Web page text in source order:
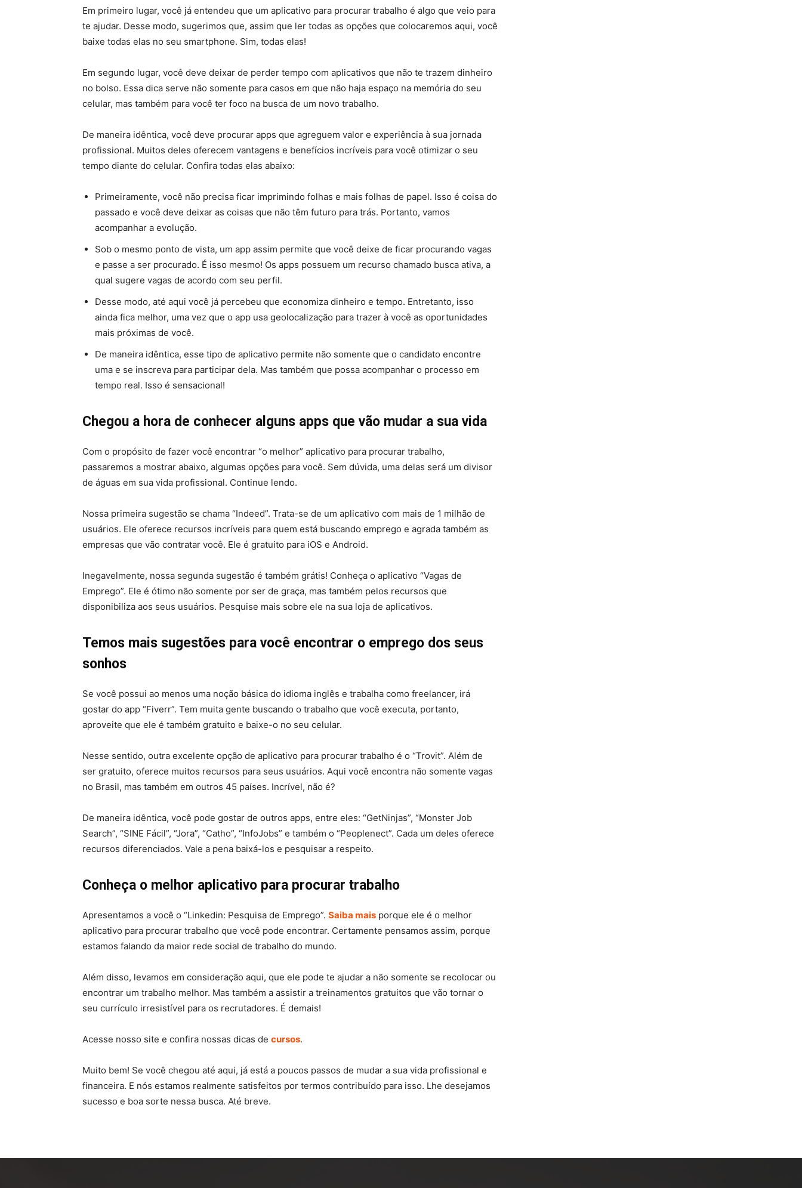
Em primeiro lugar, você já entendeu que um aplicativo para procurar trabalho é algo que veio para
te ajudar. Desse modo, sugerimos que, assim que ler todas as opções que colocaremos aqui, você
baixe todas elas no seu smartphone. Sim, todas elas!
Em segundo lugar, você deve deixar de perder tempo com aplicativos que não te trazem dinheiro
no bolso. Essa dica serve não somente para casos em que não haja espaço na memória do seu
celular, mas também para você ter foco na busca de um novo trabalho.
De maneira idêntica, você deve procurar apps que agreguem valor e experiência à sua jornada
profissional. Muitos deles oferecem vantagens e benefícios incríveis para você otimizar o seu
tempo diante do celular. Confira todas elas abaixo:
Primeiramente, você não precisa ficar imprimindo folhas e mais folhas de papel. Isso é coisa do
passado e você deve deixar as coisas que não têm futuro para trás. Portanto, vamos
acompanhar a evolução.
Sob o mesmo ponto de vista, um app assim permite que você deixe de ficar procurando vagas
e passe a ser procurado. É isso mesmo! Os apps possuem um recurso chamado busca ativa, a
qual sugere vagas de acordo com seu perfil.
Desse modo, até aqui você já percebeu que economiza dinheiro e tempo. Entretanto, isso
ainda fica melhor, uma vez que o app usa geolocalização para trazer à você as oportunidades
mais próximas de você.
De maneira idêntica, esse tipo de aplicativo permite não somente que o candidato encontre
uma e se inscreva para participar dela. Mas também que possa acompanhar o processo em
tempo real. Isso é sensacional!
Chegou a hora de conhecer alguns apps que vão mudar a sua vida
Com o propósito de fazer você encontrar “o melhor” aplicativo para procurar trabalho,
passaremos a mostrar abaixo, algumas opções para você. Sem dúvida, uma delas será um divisor
de águas em sua vida profissional. Continue lendo.
Nossa primeira sugestão se chama “Indeed”. Trata-se de um aplicativo com mais de 1 milhão de
usuários. Ele oferece recursos incríveis para quem está buscando emprego e agrada também as
empresas que vão contratar você. Ele é gratuito para iOS e Android.
Inegavelmente, nossa segunda sugestão é também grátis! Conheça o aplicativo “Vagas de
Emprego”. Ele é ótimo não somente por ser de graça, mas também pelos recursos que
disponibiliza aos seus usuários. Pesquise mais sobre ele na sua loja de aplicativos.
Temos mais sugestões para você encontrar o emprego dos seus
sonhos
Se você possui ao menos uma noção básica do idioma inglês e trabalha como freelancer, irá
gostar do app “Fiverr”. Tem muita gente buscando o trabalho que você executa, portanto,
aproveite que ele é também gratuito e baixe-o no seu celular.
Nesse sentido, outra excelente opção de aplicativo para procurar trabalho é o “Trovit”. Além de
ser gratuito, oferece muitos recursos para seus usuários. Aqui você encontra não somente vagas
no Brasil, mas também em outros 45 países. Incrível, não é?
De maneira idêntica, você pode gostar de outros apps, entre eles: “GetNinjas”, “Monster Job
Search”, “SINE Fácil”, “Jora”, “Catho”, “InfoJobs” e também o “Peoplenect”. Cada um deles oferece
recursos diferenciados. Vale a pena baixá-los e pesquisar a respeito.
Conheça o melhor aplicativo para procurar trabalho
Apresentamos a você o “Linkedin: Pesquisa de Emprego”. Saiba mais porque ele é o melhor
aplicativo para procurar trabalho que você pode encontrar. Certamente pensamos assim, porque
estamos falando da maior rede social de trabalho do mundo.
Além disso, levamos em consideração aqui, que ele pode te ajudar a não somente se recolocar ou
encontrar um trabalho melhor. Mas também a assistir a treinamentos gratuitos que vão tornar o
seu currículo irresistível para os recrutadores. É demais!
Acesse nosso site e confira nossas dicas de cursos.
Muito bem! Se você chegou até aqui, já está a poucos passos de mudar a sua vida profissional e
financeira. E nós estamos realmente satisfeitos por termos contribuído para isso. Lhe desejamos
sucesso e boa sorte nessa busca. Até breve.